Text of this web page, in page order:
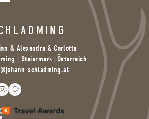
& Alexandra & Carlotta
| Steiermark | Österreich
johann-schladming.at